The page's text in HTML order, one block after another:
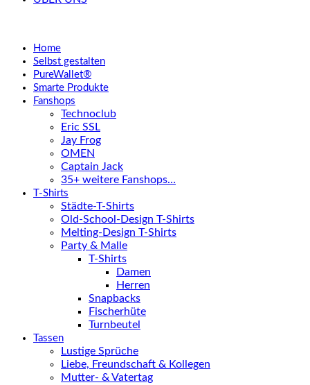
Home
Selbst gestalten
PureWallet®
Smarte Produkte
Fanshops
Technoclub
Eric SSL
Jay Frog
OMEN
Captain Jack
35+ weitere Fanshops…
T-Shirts
Städte-T-Shirts
Old-School-Design T-Shirts
Melting-Design T-Shirts
Party & Malle
T-Shirts
Damen
Herren
Snapbacks
Fischerhüte
Turnbeutel
Tassen
Lustige Sprüche
Liebe, Freundschaft & Kollegen
Mutter- & Vatertag